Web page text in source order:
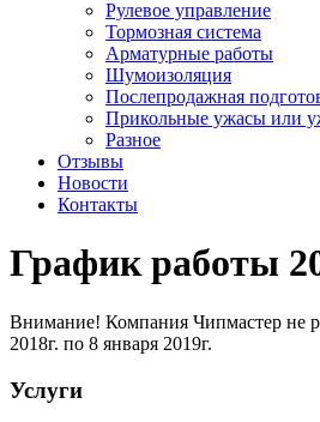
Рулевое управление
Тормозная система
Арматурные работы
Шумоизоляция
Послепродажная
Прикольные ужасы или
Разное
Отзывы
Новости
Контакты
График работы
Внимание! Компания Чипмастер не
2018г. по 8 января 2019г.
Услуги